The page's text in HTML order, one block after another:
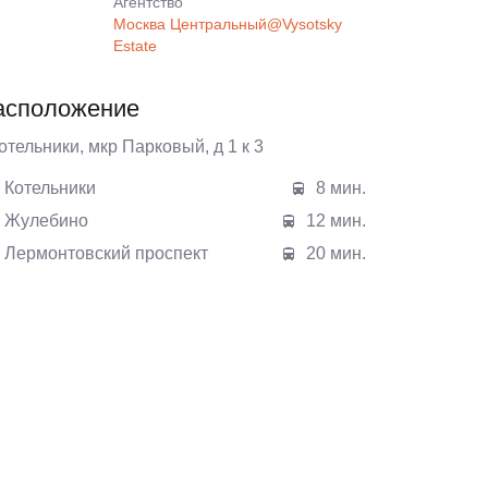
Москва Центральный@Vysotsky
Estate
мкр Парковый, д 1 к 3
Котельники
8 мин.
Жулебино
12 мин.
Лермонтовский проспект
20 мин.